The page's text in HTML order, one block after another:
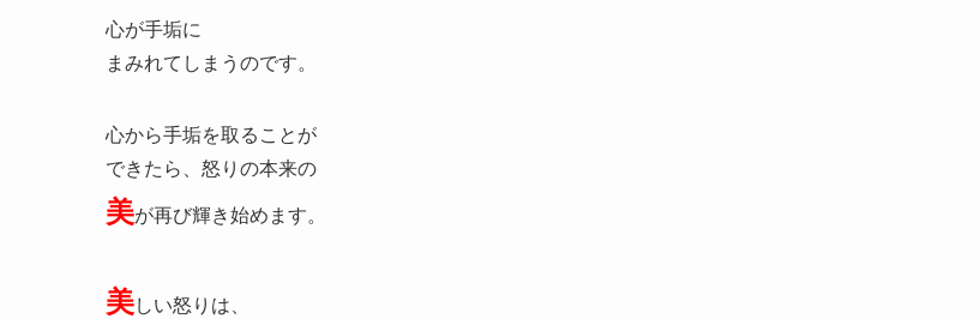
心が手垢に
まみれてしまうのです。
心から手垢を取ることが
できたら、怒りの本来の
美が再び輝き始めます。
美しい怒りは、